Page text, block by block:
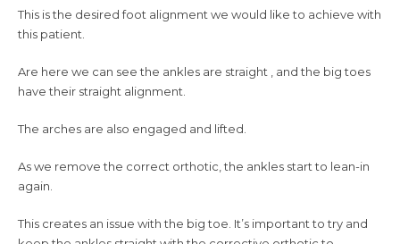
This is the desired foot alignment we would like to achieve with
this patient.
Are here we can see the ankles are straight , and the big toes
have their straight alignment.
The arches are also engaged and lifted.
As we remove the correct orthotic, the ankles start to lean-in
again.
This creates an issue with the big toe. It’s important to try and